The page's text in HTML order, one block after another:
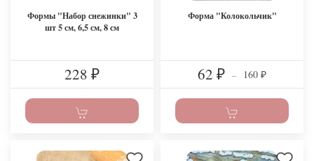
Формы "Набор снежинки" 3
шт 5 см, 6,5 см, 8 см
228 ₽
Форма "Колокольчик"
62 ₽ – 160 ₽